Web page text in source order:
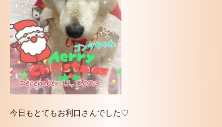
今日もとてもお利口さんでした♡